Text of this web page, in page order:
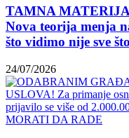
TAMNA
Nova teorija menja
što vidimo nije sve
24/07/2026